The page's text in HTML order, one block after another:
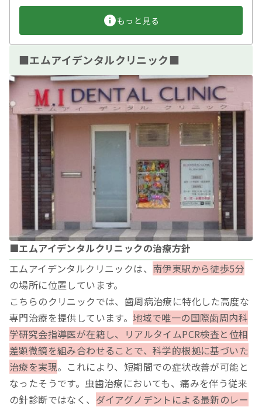
もっと見る
■エムアイデンタルクリニック■
■エムアイデンタルクリニックの治療方針
エムアイデンタルクリニックは、 南伊東駅から徒歩5分
の場所に位置しています。
こちらのクリニックでは、歯周病治療に特化した高度な
専門治療を提供しています。地域で唯一の国際歯周内科
学研究会指導医が在籍し、リアルタイムPCR検査と位相
差顕微鏡を組み合わせることで、科学的根拠に基づいた
治療を実現。これにより、短期間での症状改善が可能と
なったそうです。虫歯治療においても、痛みを伴う従来
の針診断ではなく、 ダイアグノデントによる最新のレー